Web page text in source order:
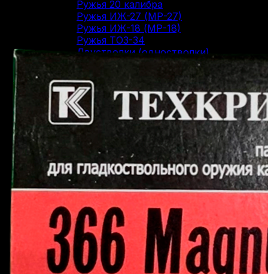
Ружья 20 калибра
Ружья ИЖ-27 (МР-27)
Ружья ИЖ-18 (МР-18)
Ружья ТОЗ-34
Двустволки (одностволки)
Вертикалки
Нарезное оружие
Болтовые карабины
Карабины Blaser
Винтовки Мосина
Нарезные карабины Сайга
Нарезные карабины Вепрь
Карабины 22 LR
Карабины 223 Rem
Карабины 30-06 SPR
Карабины 300 WM
Карабины 308 WIN
Карабины 7.62/39
Карабины 7.62/54R
Карабины 9.3/62
ОООП и газовое оружие
Пистолеты 10/28